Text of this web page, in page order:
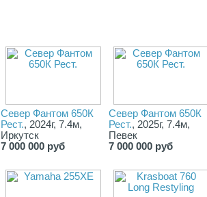
Север Фантом 650К
Рест., 2024г, 7.4м,
Иркутск
7 000 000 руб
Север Фантом 650К
Рест., 2025г, 7.4м,
Певек
7 000 000 руб